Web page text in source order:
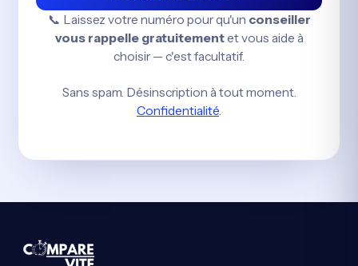
📞 Laissez votre numéro pour qu'un conseiller
vous rappelle gratuitementet vous aide à
choisir — c'est facultatif.
Sans spam. Désinscription à tout moment.
Confidentialité